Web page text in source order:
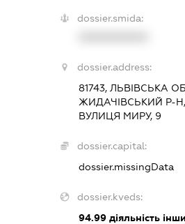
dossier.smida:
dossier.address:
81743, ЛЬВІВСЬКА
ЖИДАЧІВСЬКИЙ Р-
ВУЛИЦЯ МИРУ, 9
dossier.capital:
dossier.missingData
dossier.kveds:
94.99діяльність